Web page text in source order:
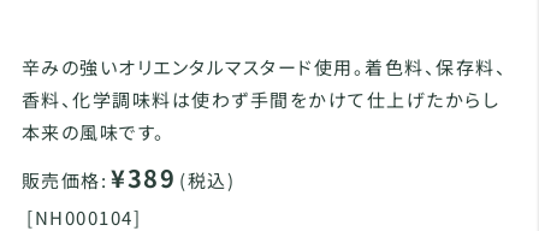
辛みの強いオリエンタルマスタード使用。着色料、保存料、
香料、化学調味料は使わず手間をかけて仕上げたからし
本来の風味です。
販売価格: ¥389 (税込)
[NH000104]